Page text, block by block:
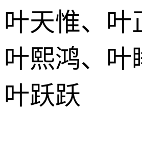
叶天惟、叶
叶熙鸿、叶
叶跃跃